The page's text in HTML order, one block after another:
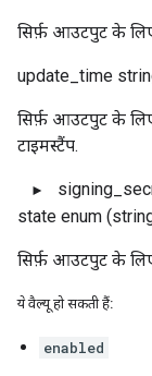
सिर्फ़ आउटपुट के
update_time
सिर्फ़ आउटपुट के
टाइमस्टैंप.
state enum
सिर्फ़ आउटपुट के
ये वैल्यू हो सकती हैं:
enabled